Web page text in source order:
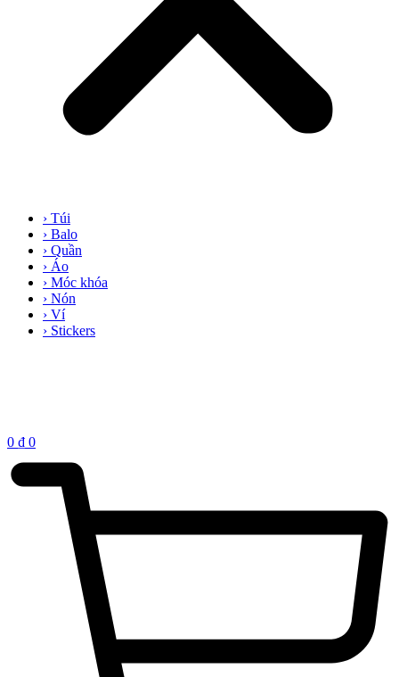
› Túi
› Balo
› Quần
› Áo
› Móc khóa
› Nón
› Ví
› Stickers
0 ₫ 0